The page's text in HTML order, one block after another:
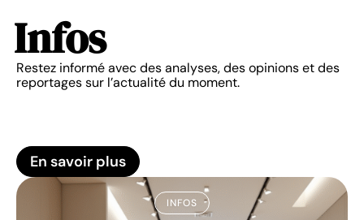
Infos
Restez informé avec des analyses, des opinions et des
reportages sur l’actualité du moment.
En savoir plus
INFOS